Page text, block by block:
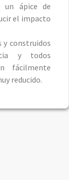
ápice de
el impacto
y construidos
y todos
fácilmente
reducido.